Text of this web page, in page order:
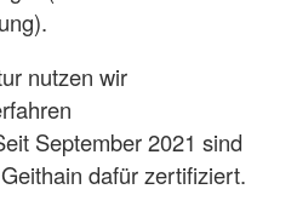
nutzen wir
September 2021 sind
dafür zertifiziert.